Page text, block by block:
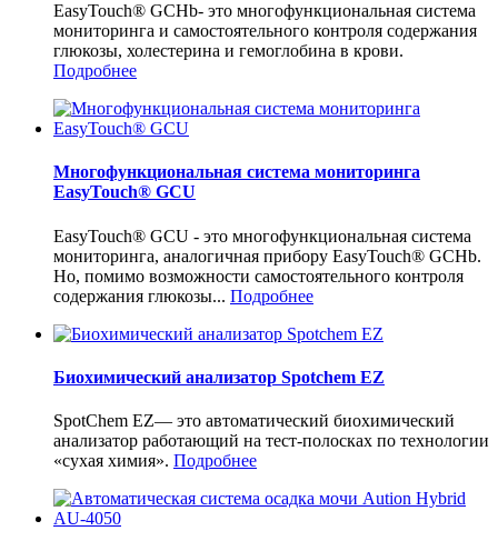
EasyTouch® GCHb- это многофункциональная система
мониторинга и самостоятельного контроля содержания
глюкозы, холестерина и гемоглобина в крови.
Подробнее
Многофункциональная система мониторинга
EasyTouch® GCU
EasyTouch® GCU - это многофункциональная система
мониторинга, аналогичная прибору EasyTouch® GCHb.
Но, помимо возможности самостоятельного контроля
содержания глюкозы... Подробнее
Биохимический анализатор Spotchem EZ
SpotChem EZ— это автоматический биохимический
анализатор работающий на тест-полосках по технологии
«сухая химия». Подробнее